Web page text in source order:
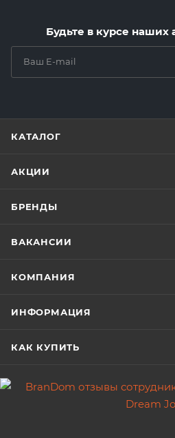
Будьте в курсе наших
КАТАЛОГ
АКЦИИ
БРЕНДЫ
ВАКАНСИИ
КОМПАНИЯ
ИНФОРМАЦИЯ
КАК КУПИТЬ